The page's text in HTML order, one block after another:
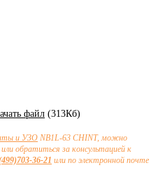
файл (313Кб)
и УЗО NB1L-63 CHINT, можно
обратиться за консультацией к
36-21 или по электронной почте